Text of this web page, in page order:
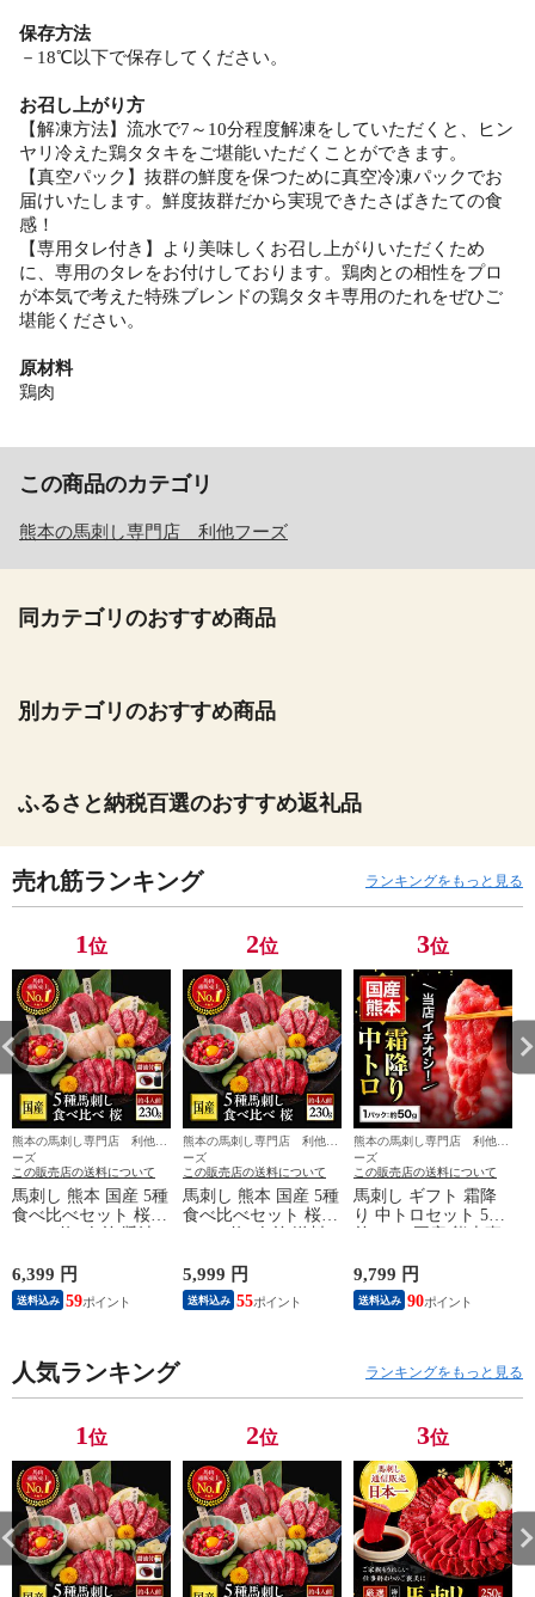
保存方法
－18℃以下で保存してください。
お召し上がり方
【解凍方法】流水で7～10分程度解凍をしていただくと、ヒン
ヤリ冷えた鶏タタキをご堪能いただくことができます。
【真空パック】抜群の鮮度を保つために真空冷凍パックでお
届けいたします。鮮度抜群だから実現できたさばきたての食
感！
【専用タレ付き】より美味しくお召し上がりいただくため
に、専用のタレをお付けしております。鶏肉との相性をプロ
が本気で考えた特殊ブレンドの鶏タタキ専用のたれをぜひご
堪能ください。
原材料
鶏肉
この商品のカテゴリ
熊本の馬刺し専門店 利他フーズ
同カテゴリのおすすめ商品
別カテゴリのおすすめ商品
ふるさと納税百選のおすすめ返礼品
売れ筋ランキング ランキングをもっと見る
1位
熊本の馬刺し専門店 利他フ
ーズ
この販売店の送料について
馬刺し 熊本 国産 5種
食べ比べセット 桜
食べ物 おつまみ 熊
本馬刺し専門店利他
フーズ おつまみセッ
6,399 円
送料込み 59
2位
熊本の馬刺し専門店 利他フ
ーズ
この販売店の送料について
馬刺し 熊本 国産 5種
食べ比べセット 桜
つまみ 熊本馬刺し専
門店利他フーズ おつ
まみセット 肉 晩酌
5,999 円
送料込み 55
3位
熊本の馬刺し専門店 利他フ
ーズ
この販売店の送料について
馬刺し ギフト 霜降
り 中トロセット 5人
熊本馬刺し専門店 利
他フーズ おつまみセ
ット 肉 晩酌 暑中見
9,799 円
送料込み 90
人気ランキング ランキングをもっと見る
1位 2位 3位